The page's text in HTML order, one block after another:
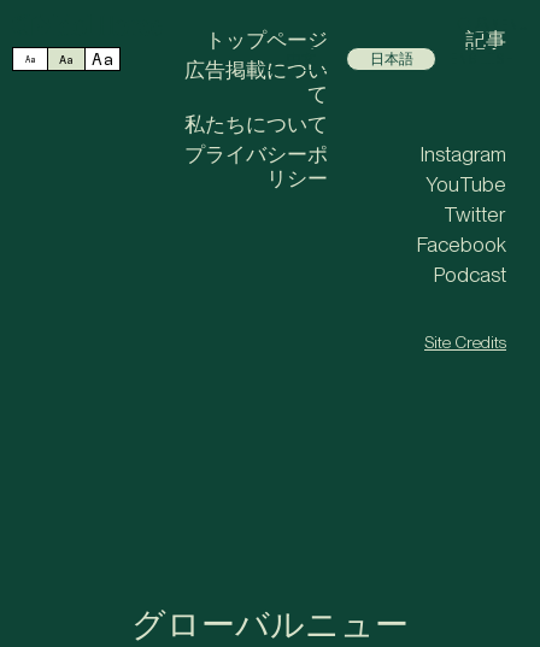
Aa Aa Aa 日本語
トップページ
広告掲載につい
て
私たちについて
記事
プライバシーポ
リシー
Instagram
YouTube
Twitter
Facebook
Podcast
Site Credits
グローバルニュー